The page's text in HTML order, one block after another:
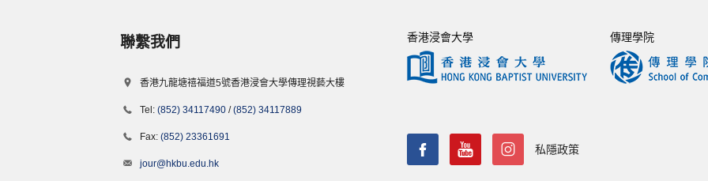
聯繫我們
香港九龍塘禧福道5號香港浸會大學傳理視藝大樓
Tel: (852) 34117490 /(852) 34117889
Fax: (852) 23361691
jour@hkbu.edu.hk
香港浸會大學 傳理學院
私隱政策